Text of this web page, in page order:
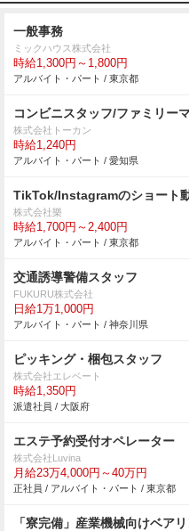
一般事務
ミックハウス株式会社
時給1,300円～1,800円
アルバイト・パート / 東京都
コンビニスタッフ/ファミリー
株式会社トーカン
時給1,240円
アルバイト・パート / 愛知県
TikTok/Instagramのショート
株式会社樂
時給1,700円～2,400円
アルバイト・パート / 東京都
交通誘導警備スタッフ
FUKURU株式会社
日給1万1,000円
アルバイト・パート / 神奈川県
ピッキング・梱包スタッフ
株式会社エレベート
時給1,350円
派遣社員 / 大阪府
エステ予約受付オペレーター
株式会社Luvina
月給23万4,000円～40万円
正社員 / アルバイト・パート / 東京都
「寮完備」産業機械向けベア